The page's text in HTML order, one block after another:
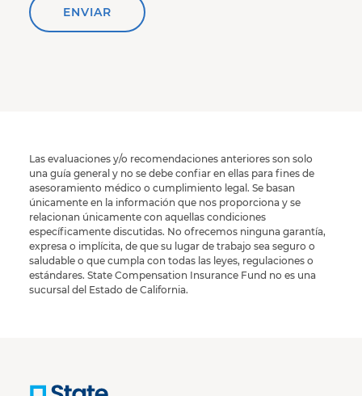
ENVIAR
Las evaluaciones y/o recomendaciones anteriores son solo
una guía general y no se debe confiar en ellas para fines de
asesoramiento médico o cumplimiento legal. Se basan
únicamente en la información que nos proporciona y se
relacionan únicamente con aquellas condiciones
específicamente discutidas. No ofrecemos ninguna garantía,
expresa o implícita, de que su lugar de trabajo sea seguro o
saludable o que cumpla con todas las leyes, regulaciones o
estándares. State Compensation Insurance Fund no es una
sucursal del Estado de California.